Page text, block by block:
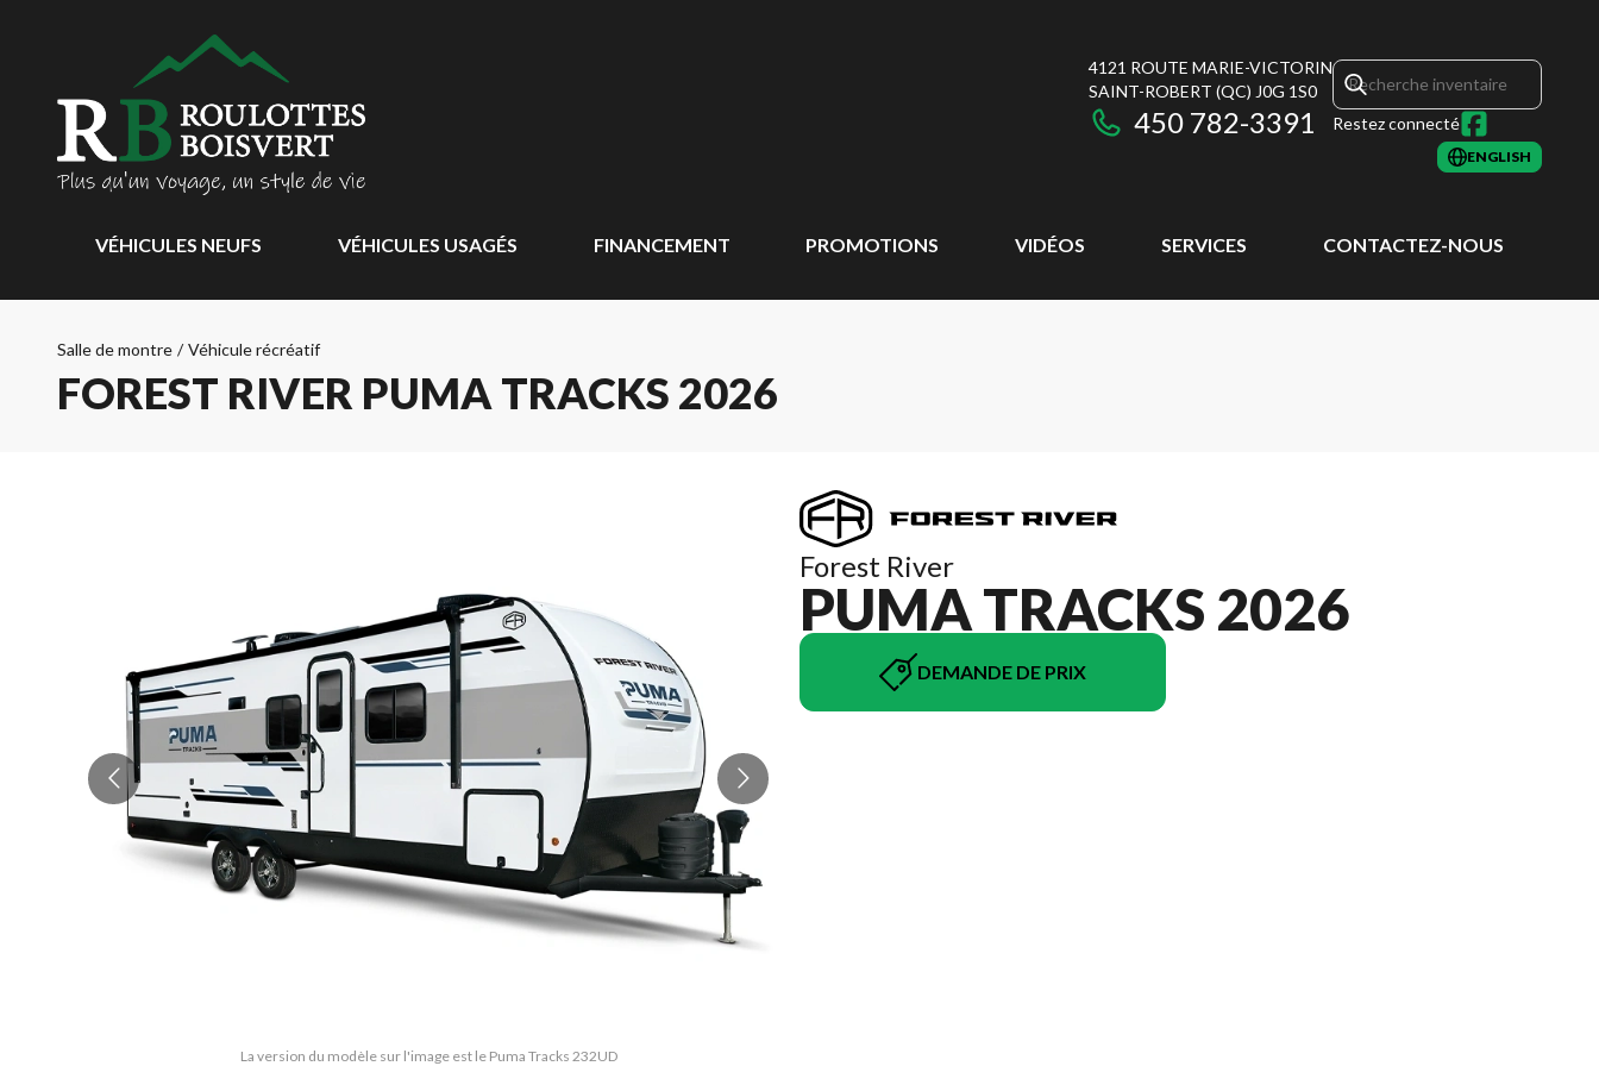
4121 ROUTE MARIE-VICTORIN
SAINT-ROBERT (QC) J0G 1S0
450 782-3391 Restez connecté
ENGLISH
VÉHICULES NEUFS VÉHICULES USAGÉS FINANCEMENT PROMOTIONS VIDÉOS SERVICES CONTACTEZ-NOUS
Salle de montre / Véhicule récréatif
FOREST RIVER PUMA TRACKS 2026
La version du modèle sur l'image est le Puma Tracks 232UD
Forest River
PUMA TRACKS 2026
DEMANDE DE PRIX